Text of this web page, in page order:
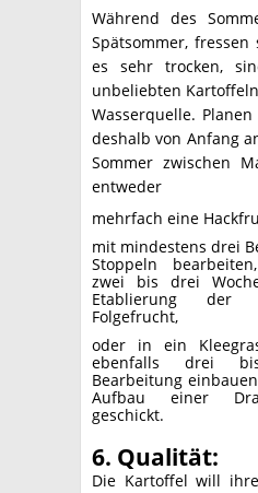
Während des
Spätsommer,
es sehr trocken,
unbeliebten
Wasserquelle.
deshalb von Anfang
Sommer zwischen
entweder
mehrfach eine
mit mindestens drei
Stoppeln
zwei bis drei
Etablierung der
Folgefrucht,
oder in ein
ebenfalls drei
Bearbeitung
Aufbau einer
geschickt.
6. Qualität:
Die Kartoffel will